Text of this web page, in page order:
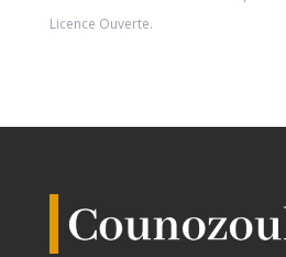
Licence Ouverte.